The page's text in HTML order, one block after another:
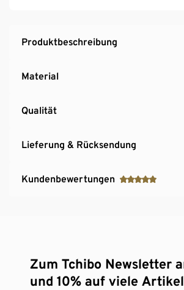
Produktbeschreibung
Material
Qualität
Lieferung & Rücksendung
Kundenbewertungen
Zum Tchibo Newsletter
und 10% auf viele Artikel